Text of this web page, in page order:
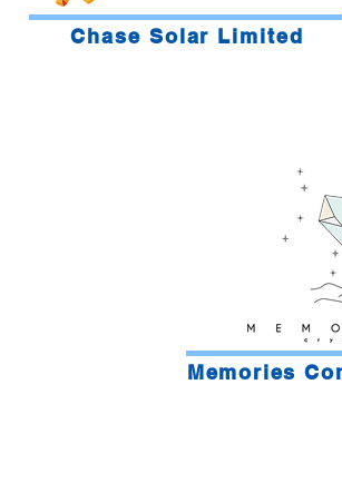
Chase Solar Limited
​Memories